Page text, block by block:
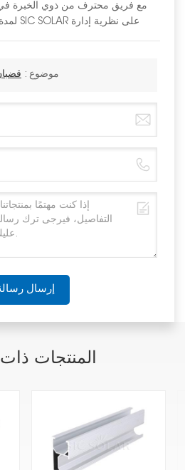
مع فريق محترف من ذوي الخبرة
لمدة 10 سنوات، تصر شركة SIC SOLAR على نظرية إدارة
موضوع :
إرسال
المنتجات